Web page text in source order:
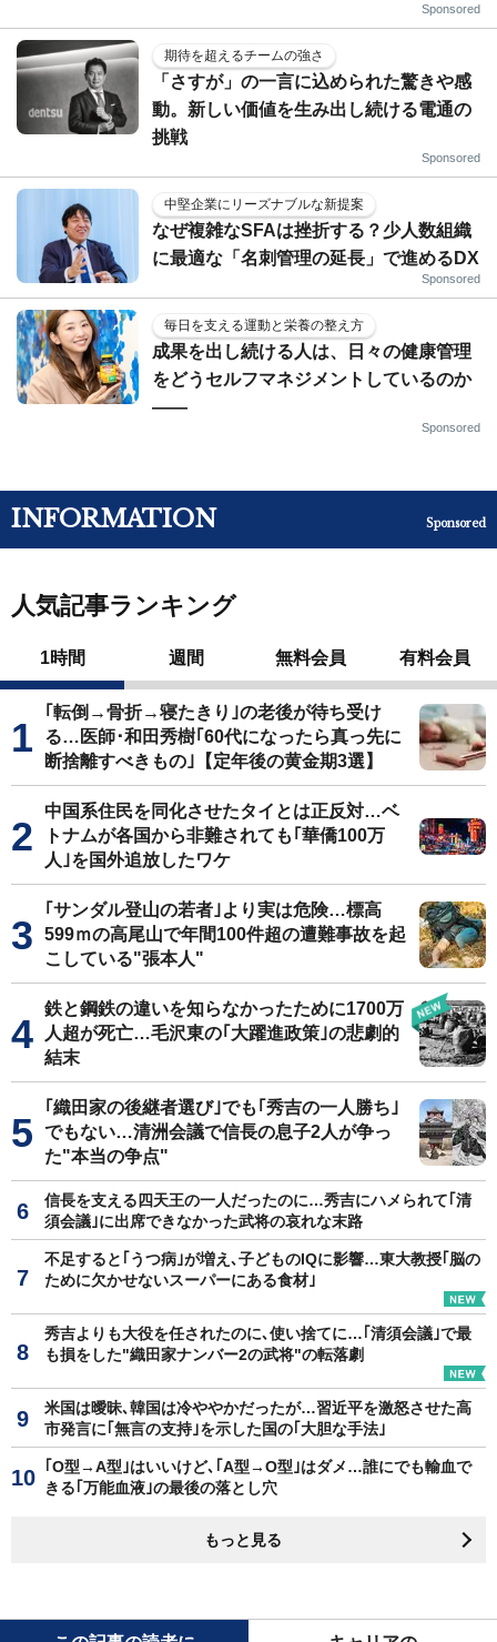
Sponsored
期待を超えるチームの強さ
「さすが」の一言に込められた驚きや感
動。新しい価値を生み出し続ける電通の
挑戦
Sponsored
中堅企業にリーズナブルな新提案
なぜ複雑なSFAは挫折する？少人数組織
に最適な「名刺管理の延長」で進めるDX
Sponsored
毎日を支える運動と栄養の整え方
成果を出し続ける人は、日々の健康管理
をどうセルフマネジメントしているのか
——
Sponsored
INFORMATION Sponsored
人気記事ランキング
1時間 週間 無料会員 有料会員
｢転倒→骨折→寝たきり｣の老後が待ち受け
る…医師･和田秀樹｢60代になったら真っ先に
断捨離すべきもの｣【定年後の黄金期3選】
中国系住民を同化させたタイとは正反対…ベ
トナムが各国から非難されても｢華僑100万
人｣を国外追放したワケ
｢サンダル登山の若者｣より実は危険…標高
599ｍの高尾山で年間100件超の遭難事故を起
こしている"張本人"
鉄と鋼鉄の違いを知らなかったために1700万
人超が死亡…毛沢東の｢大躍進政策｣の悲劇的
結末
｢織田家の後継者選び｣でも｢秀吉の一人勝ち｣
でもない…清洲会議で信長の息子2人が争っ
た"本当の争点"
信長を支える四天王の一人だったのに…秀吉にハメられて｢清
須会議｣に出席できなかった武将の哀れな末路
不足すると｢うつ病｣が増え､子どものIQに影響…東大教授｢脳の
ために欠かせないスーパーにある食材｣
秀吉よりも大役を任されたのに､使い捨てに…｢清須会議｣で最
も損をした"織田家ナンバー2の武将"の転落劇
米国は曖昧､韓国は冷ややかだったが…習近平を激怒させた高
市発言に｢無言の支持｣を示した国の｢大胆な手法｣
｢O型→A型｣はいいけど､｢A型→O型｣はダメ…誰にでも輸血で
きる｢万能血液｣の最後の落とし穴
もっと見る